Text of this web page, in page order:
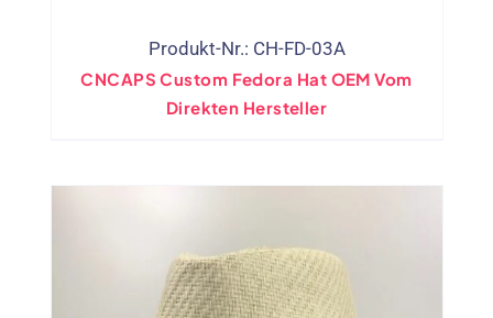
Produkt-Nr.: CH-FD-03A
CNCAPS Custom Fedora Hat OEM Vom
Direkten Hersteller